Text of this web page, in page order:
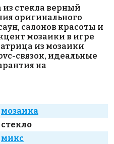
стекла верный
оригинального
салонов красоты и
мозаики в игре
из мозаики
связок, идеальные
на
мозаика
стекло
микс